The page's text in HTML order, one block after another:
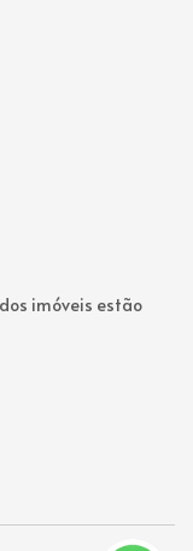
imóveis estão